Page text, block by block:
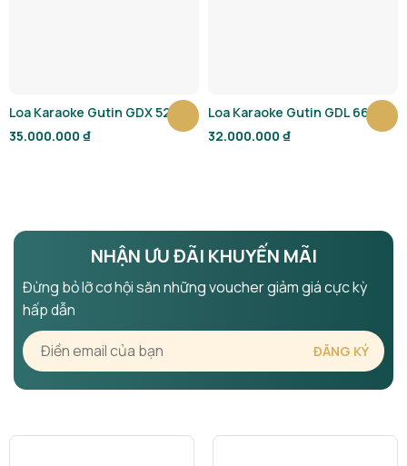
Loa Karaoke Gutin GDX 5210
35.000.000 ₫
Loa Karaoke Gutin GDL 6612
32.000.000 ₫
NHẬN ƯU ĐÃI KHUYẾN MÃI
Đừng bỏ lỡ cơ hội săn những voucher giảm giá cực kỳ
hấp dẫn